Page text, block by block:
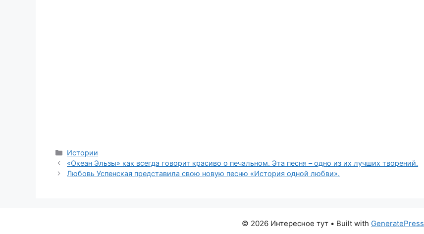
Categories
Истории
«Океан Эльзы» как всегда говорит красиво о печальном. Эта песня – одно из их лучших творений.
Любовь Успенская представила свою новую песню «История одной любви».
© 2026 Интересное тут • Built with GeneratePress